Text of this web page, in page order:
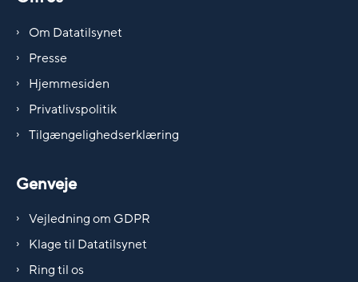
Om Datatilsynet
Presse
Hjemmesiden
Privatlivspolitik
Tilgængelighedserklæring
Genveje
Vejledning om GDPR
Klage til Datatilsynet
Ring til os